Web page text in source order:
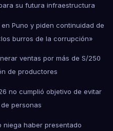
su futura infraestructura
Puno y piden continuidad de
burros de la corrupción»
ventas por más de S/250
de productores
no cumplió objetivo de evitar
personas
niega haber presentado